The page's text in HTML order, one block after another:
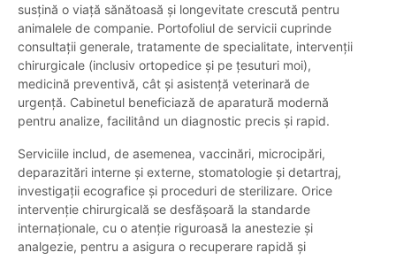
susțină o viață sănătoasă și longevitate crescută pentru
animalele de companie. Portofoliul de servicii cuprinde
consultații generale, tratamente de specialitate, intervenții
chirurgicale (inclusiv ortopedice și pe țesuturi moi),
medicină preventivă, cât și asistență veterinară de
urgență. Cabinetul beneficiază de aparatură modernă
pentru analize, facilitând un diagnostic precis și rapid.
Serviciile includ, de asemenea, vaccinări, microcipări,
deparazitări interne și externe, stomatologie și detartraj,
investigații ecografice și proceduri de sterilizare. Orice
intervenție chirurgicală se desfășoară la standarde
internaționale, cu o atenție riguroasă la anestezie și
analgezie, pentru a asigura o recuperare rapidă și